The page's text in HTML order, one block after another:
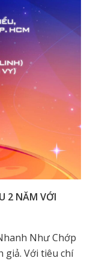
2 NĂM VỚI
Như Chớp
giả. Với tiêu chí